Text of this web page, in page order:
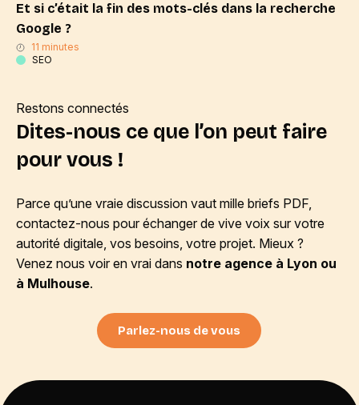
Et si c’était la fin des mots-clés dans la recherche
Google ?
11 minutes
SEO
Restons connectés
Dites-nous ce que l’on peut faire
pour vous !
Parce qu’une vraie discussion vaut mille briefs PDF,
contactez-nous pour échanger de vive voix sur votre
autorité digitale, vos besoins, votre projet. Mieux ?
Venez nous voir en vrai dans notre agence à Lyon ou
à Mulhouse.
Parlez-nous de vous